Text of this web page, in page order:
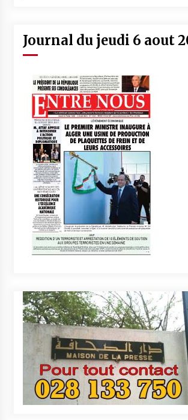
Journal du jeudi 6 aout